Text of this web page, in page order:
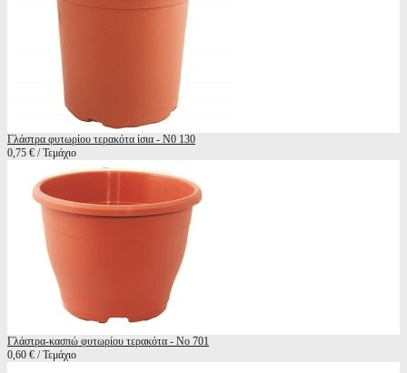
Γλάστρα φυτωρίου τερακότα ίσια - Ν0 130
0,75 € / Τεμάχιο
Γλάστρα-κασπώ φυτωρίου τερακότα - Νο 701
0,60 € / Τεμάχιο